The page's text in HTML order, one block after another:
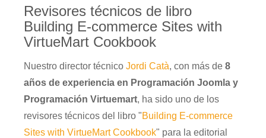
Revisores técnicos de libro
Building E-commerce Sites with
VirtueMart Cookbook
Nuestro director técnico Jordi Catà, con más de 8
años de experiencia en Programación Joomla y
Programación Virtuemart, ha sido uno de los
revisores técnicos del libro "Building E-commerce
Sites with VirtueMart Cookbook" para la editorial